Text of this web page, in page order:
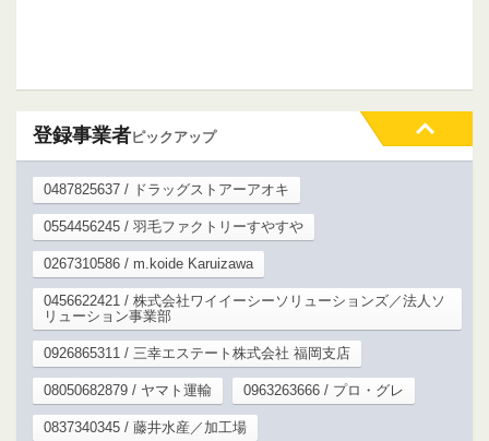
登録事業者ピックアップ
0487825637 / ドラッグストアーアオキ
0554456245 / 羽毛ファクトリーすやすや
0267310586 / m.koide Karuizawa
0456622421 / 株式会社ワイイーシーソリューションズ／法人ソ
リューション事業部
0926865311 / 三幸エステート株式会社 福岡支店
08050682879 / ヤマト運輸 0963263666 / プロ・グレ
0837340345 / 藤井水産／加工場